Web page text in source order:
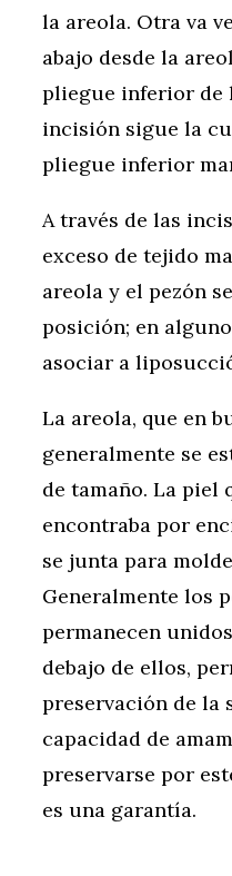
la areola. Otra va
abajo desde la
pliegue inferior de
incisión sigue la
pliegue inferior
A través de las
exceso de tejido
areola y el pezón
posición; en
asociar a
La areola, que en
generalmente se
de tamaño. La piel
encontraba por
se junta para
Generalmente los
permanecen
debajo de ellos,
preservación de la
capacidad de
preservarse por
es una garantía.